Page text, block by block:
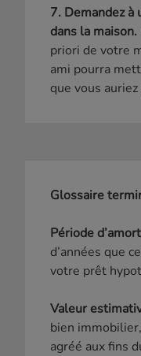
7. Demandez à
dans la maison.
priori de votre
ami pourra
que vous
Glossaire
Période
d’années que
votre prêt
Valeur
bien
agréé aux fins